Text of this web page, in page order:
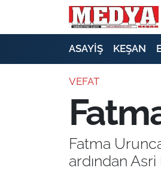
ASAYİŞ KEŞAN
VEFAT
Fatma
ardından
E-GAZETE
SİYASET
GÜNDEM